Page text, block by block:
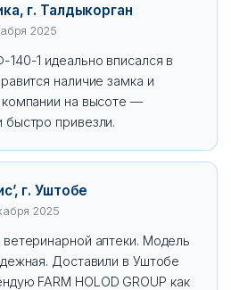
г. Талдыкорган
2025
140-1 идеально вписался в
наличие замка и
компании на высоте —
быстро привезли.
г. Уштобе
2025
аптеки. Модель
Доставили в Уштобе
FARM HOLOD GROUP как